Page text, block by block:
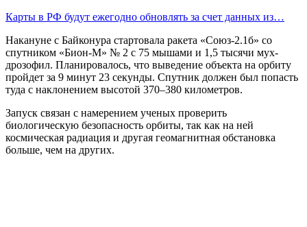
Карты в РФ будут ежегодно обновлять за счет данных из…
Накануне с Байконура стартовала ракета «Союз-2.1б» со
спутником «Бион-М» № 2 с 75 мышами и 1,5 тысячи мух-
дрозофил. Планировалось, что выведение объекта на орбиту
пройдет за 9 минут 23 секунды. Спутник должен был попасть
туда с наклонением высотой 370–380 километров.
Запуск связан с намерением ученых проверить
биологическую безопасность орбиты, так как на ней
космическая радиация и другая геомагнитная обстановка
больше, чем на других.